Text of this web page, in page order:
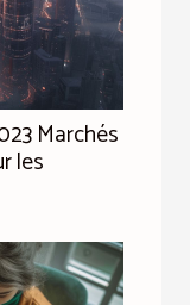
Marchés
les